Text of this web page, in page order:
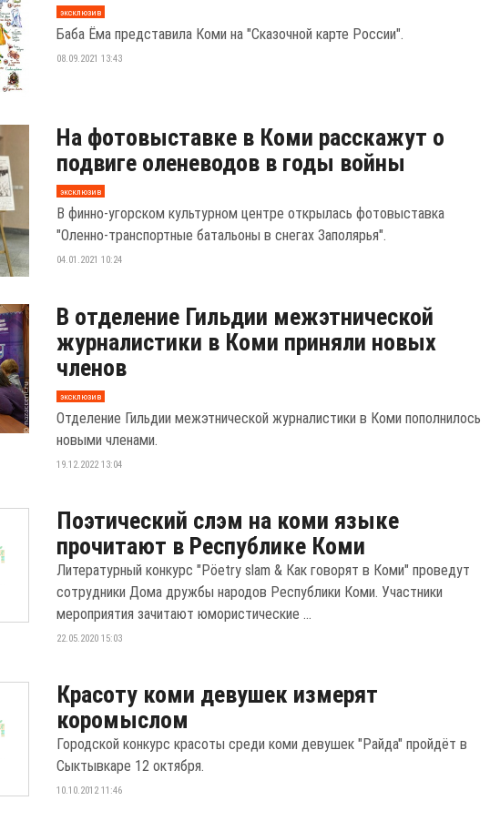
эксклюзив
Баба Ёма представила Коми на "Сказочной карте России".
08.09.2021 13:43
На фотовыставке в Коми расскажут о
подвиге оленеводов в годы войны
эксклюзив
В финно-угорском культурном центре открылась фотовыставка
"Оленно-транспортные батальоны в снегах Заполярья".
04.01.2021 10:24
В отделение Гильдии межэтнической
журналистики в Коми приняли новых
членов
эксклюзив
Отделение Гильдии межэтнической журналистики в Коми пополнилось
новыми членами.
19.12.2022 13:04
Поэтический слэм на коми языке
прочитают в Республике Коми
Литературный конкурс "Pӧetry slam & Как говорят в Коми" проведут
сотрудники Дома дружбы народов Республики Коми. Участники
мероприятия зачитают юмористические ...
22.05.2020 15:03
Красоту коми девушек измерят
коромыслом
Городской конкурс красоты среди коми девушек "Райда" пройдёт в
Сыктывкаре 12 октября.
10.10.2012 11:46